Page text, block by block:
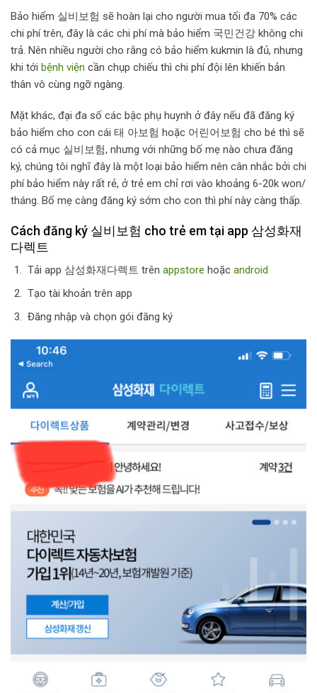
Bảo hiểm 실비보험 sẽ hoàn lại cho người mua tối đa 70% các
chi phí trên, đây là các chi phí mà bảo hiểm 국민건강 không chi
trả. Nên nhiều người cho rằng có bảo hiểm kukmin là đủ, nhưng
khi tới bệnh viện cần chụp chiếu thì chi phí đội lên khiến bản
thân vô cùng ngỡ ngàng.
Mặt khác, đại đa số các bậc phụ huynh ở đây nếu đã đăng ký
bảo hiểm cho con cái 태 아보험 hoặc 어린어보험 cho bé thì sẽ
có cả mục 실비보험, nhưng với những bố mẹ nào chưa đăng
ký, chúng tôi nghĩ đây là một loại bảo hiểm nên cân nhắc bởi chi
phí bảo hiểm này rất rẻ, ở trẻ em chỉ rơi vào khoảng 6-20k won/
tháng. Bố mẹ càng đăng ký sớm cho con thì phí này càng thấp.
Cách đăng ký 실비보험 cho trẻ em tại app 삼성화재
다렉트
Tải app 삼성화재다렉트 trên appstore hoặc android
Tạo tài khoản trên app
Đăng nhập và chọn gói đăng ký